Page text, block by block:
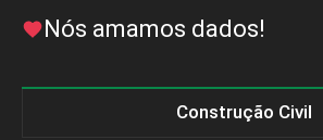
Nós amamos dados!
Construção Civil